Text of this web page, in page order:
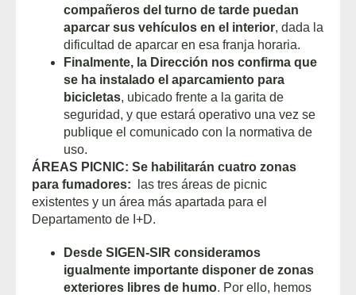
compañeros del turno de tarde puedan
aparcar sus vehículos en el interior, dada la
dificultad de aparcar en esa franja horaria.
Finalmente, la Dirección nos confirma que
se ha instalado el aparcamiento para
bicicletas, ubicado frente a la garita de
seguridad, y que estará operativo una vez se
publique el comunicado con la normativa de
uso.
ÁREAS PICNIC: Se habilitarán cuatro zonas
para fumadores: las tres áreas de picnic
existentes y un área más apartada para el
Departamento de I+D.
Desde SIGEN-SIR consideramos
igualmente importante disponer de zonas
exteriores libres de humo. Por ello, hemos